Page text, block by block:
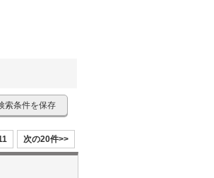
索条件を保存
次の20件>>